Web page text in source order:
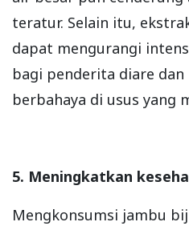
teratur. Selain itu,
dapat mengurangi
bagi penderita diare
berbahaya di usus yang
5. Meningkatkan
Mengkonsumsi jambu